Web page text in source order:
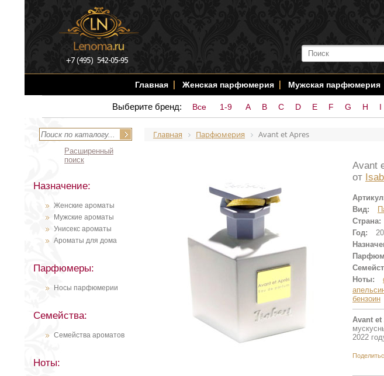
Главная Женская парфюмерия Мужская парфюмерия
Выберите бренд: Все 1-9 A B C D E F G H I
Расширенный
поиск
Назначение:
Женские ароматы
Мужские ароматы
Унисекс ароматы
Ароматы для дома
Парфюмеры:
Носы парфюмерии
Семейства:
Семейства ароматов
Ноты:
Главная Парфюмерия Avant et Apres
Avant
от
Вид:
Страна:
Год:
Ноты:
бензоин
Avant et
2022